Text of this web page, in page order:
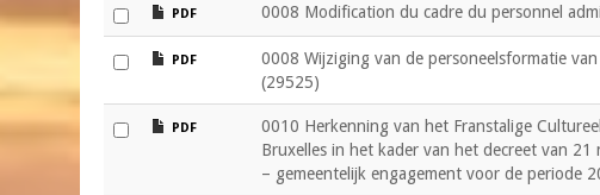
file
PDF 0008 Modification du cadre du personnel
file
PDF
0008 Wijziging van de personeelsformatie
(29525)
file
PDF
0010 Herkenning van het Franstalige
Bruxelles in het kader van het decreet van
– gemeentelijk engagement voor de periode